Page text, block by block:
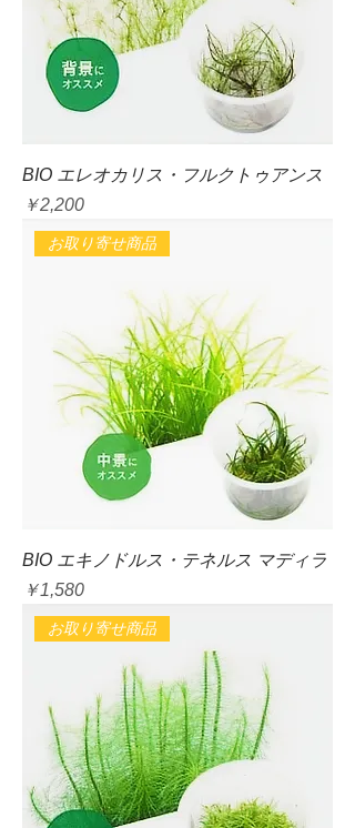
BIO エレオカリス・フルクトゥアンス
価格
￥2,200
お取り寄せ商品
BIO エキノドルス・テネルス マディラ
価格
￥1,580
お取り寄せ商品